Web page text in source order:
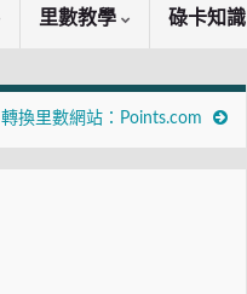
里數教學 碌卡知識
轉換里數網站：Points.com